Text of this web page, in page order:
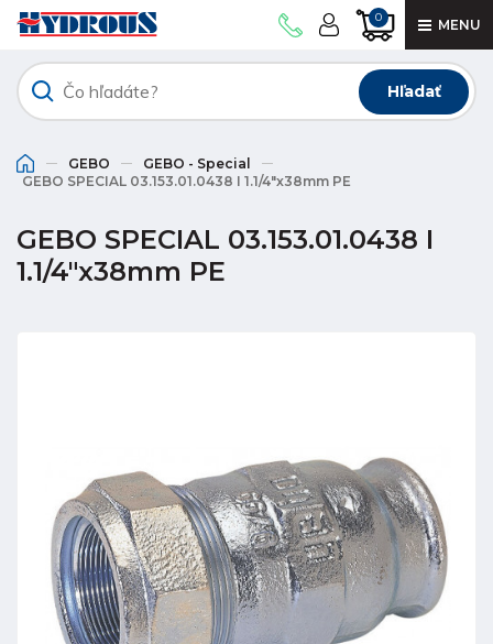
0 MENU
Hľadať
GEBO
GEBO - Special
GEBO SPECIAL 03.153.01.0438 I 1.1/4"x38mm PE
GEBO SPECIAL 03.153.01.0438 I
1.1/4"x38mm PE